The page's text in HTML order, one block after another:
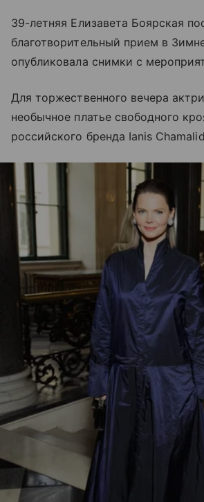
39-летняя Елизавета Боярская
благотворительный прием в
опубликовала снимки с
Для торжественного вечера
необычное платье свободного
российского бренда Ianis